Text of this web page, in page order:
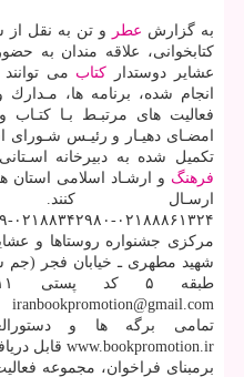
به گزارش عطر
و تن به نقل از
كتابخوانی، علاقه مندان به
عشایر دوستدار كتاب
انجام شده، برنامه ها،
فعالیت های مرتبـط بـا
امضـای دهیـار و رئیـس شـورای
تكمیل شده به دبیرخانه
فرهنگ و ارشـاد اسلامی استان
ارسـال
مركزی جشنواره روستاها و
iranbookpromotion@gmail.com
تمامی برگه ها و
www.bookpromotion.ir قابل دریافت است.
برمبنای فراخوان، مجموعه